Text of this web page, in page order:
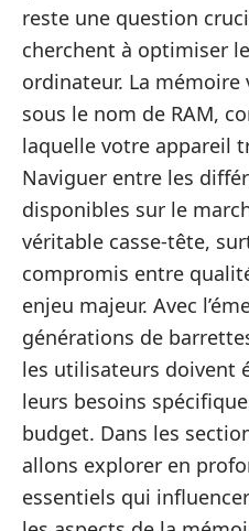
reste une question
cherchent à optimiser
ordinateur. La
sous le nom de RAM,
laquelle votre appareil
Naviguer entre les
disponibles sur le
véritable casse-tête,
compromis entre
enjeu majeur. Avec
générations de
les utilisateurs doivent
leurs besoins
budget. Dans les
allons explorer en
essentiels qui